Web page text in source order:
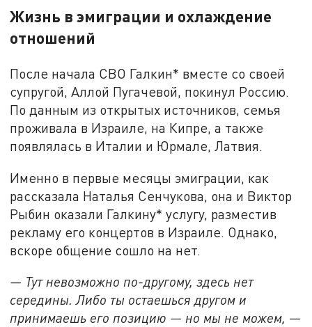
Жизнь в эмиграции и охлаждение
отношений
После начала СВО Галкин* вместе со своей
супругой, Аллой Пугачевой, покинул Россию.
По данным из открытых источников, семья
проживала в Израиле, на Кипре, а также
появлялась в Италии и Юрмале, Латвия.
Именно в первые месяцы эмиграции, как
рассказала Наталья Сенчукова, она и Виктор
Рыбин оказали Галкину* услугу, разместив
рекламу его концертов в Израиле. Однако,
вскоре общение сошло на нет.
— Тут невозможно по-другому, здесь нет
середины. Либо ты остаешься другом и
принимаешь его позицию — но мы не можем, —